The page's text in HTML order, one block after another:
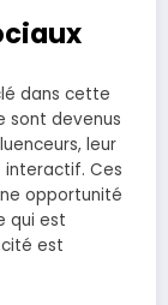
dans cette
sont devenus
leur
Ces
opportunité
qui est
est